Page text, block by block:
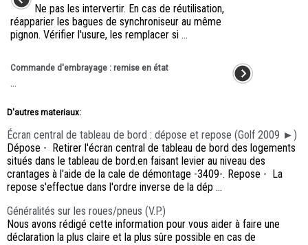
Ne pas les intervertir. En cas de réutilisation,
réapparier les bagues de synchroniseur au même
pignon. Vérifier l'usure, les remplacer si ...
Commande d'embrayage : remise en état
...
D'autres materiaux:
Écran central de tableau de bord : dépose et repose (Golf 2009 ►)
Dépose - Retirer l'écran central de tableau de bord des logements
situés dans le tableau de bord.en faisant levier au niveau des
crantages à l'aide de la cale de démontage -3409-. Repose - La
repose s'effectue dans l'ordre inverse de la dép ...
Généralités sur les roues/pneus (V.P.)
Nous avons rédigé cette information pour vous aider à faire une
déclaration la plus claire et la plus sûre possible en cas de